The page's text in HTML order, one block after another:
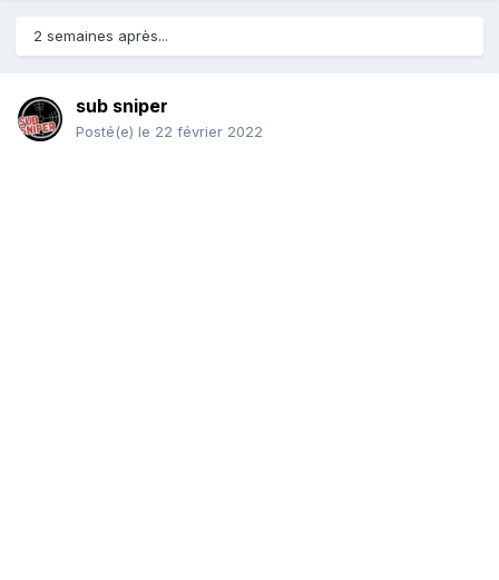
2 semaines après...
sub sniper
Posté(e) le 22 février 2022